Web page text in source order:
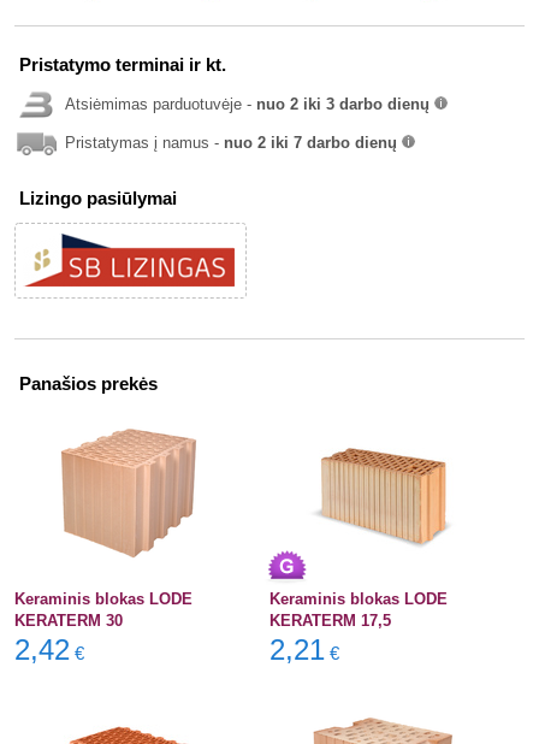
Pristatymo terminai ir kt.
Atsiėmimas parduotuvėje - nuo 2 iki 3 darbo dienų
Pristatymas į namus - nuo 2 iki 7 darbo dienų
Lizingo pasiūlymai
Panašios prekės
Keraminis blokas LODE
KERATERM 30
2,42 €
Keraminis blokas LODE
KERATERM 17,5
2,21 €